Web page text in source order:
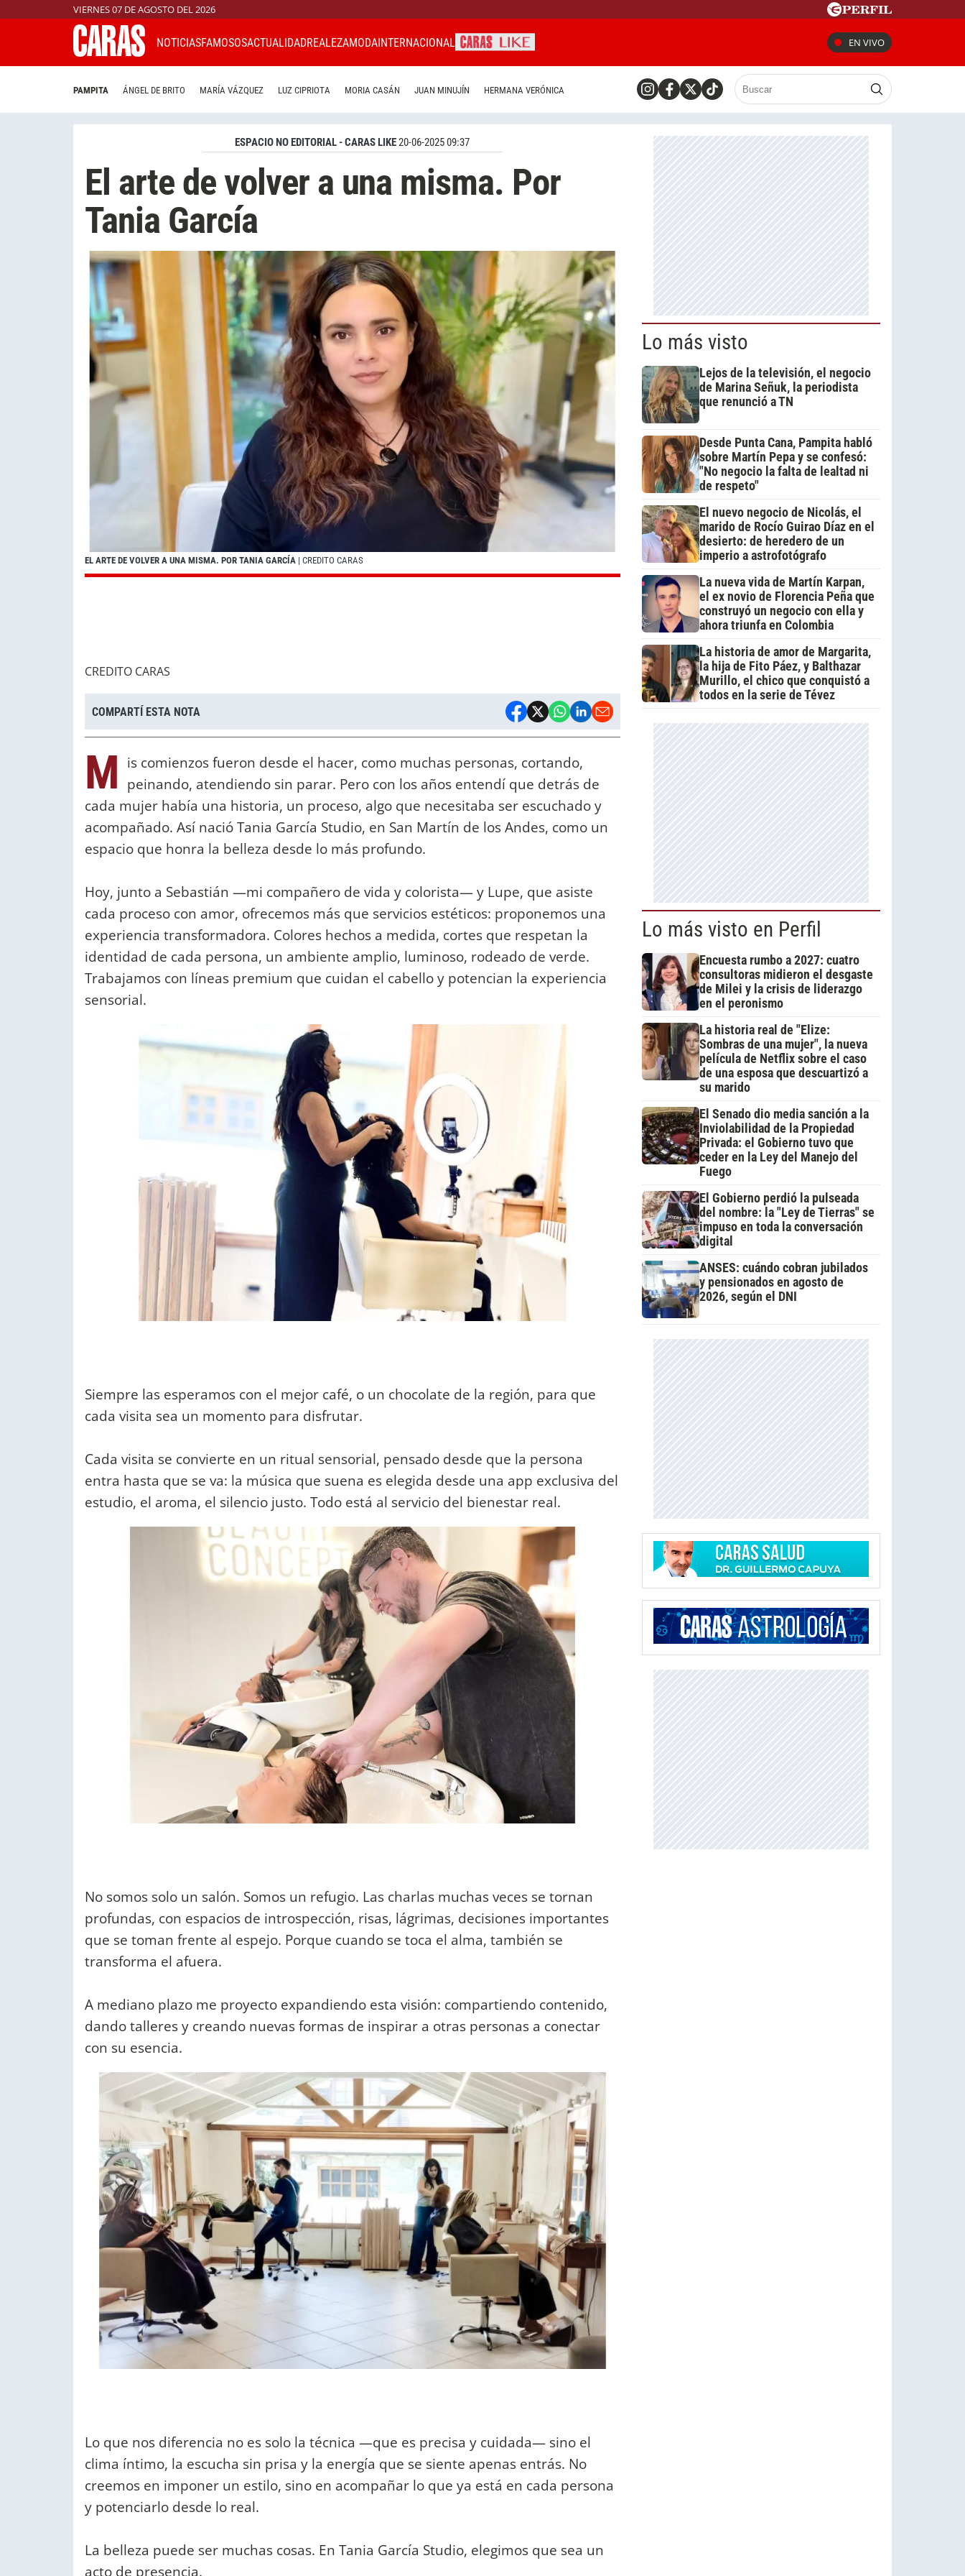
VIERNES 07 DE AGOSTO DEL 2026
NOTICIASFAMOSOSACTUALIDADREALEZAMODAINTERNACIONAL EN VIVO
PAMPITA ÁNGEL DE BRITO MARÍA VÁZQUEZ LUZ CIPRIOTA MORIA CASÁN JUAN MINUJÍN HERMANA VERÓNICA
ESPACIO NO EDITORIAL - CARAS LIKE20-06-2025 09:37
El arte de volver a una misma. Por
Tania García
EL ARTE DE VOLVER A UNA MISMA. POR TANIA GARCÍA | CREDITO CARAS
CREDITO CARAS
COMPARTÍ ESTA NOTA
M is comienzos fueron desde el hacer, como muchas personas, cortando,
peinando, atendiendo sin parar. Pero con los años entendí que detrás de
cada mujer había una historia, un proceso, algo que necesitaba ser escuchado y
acompañado. Así nació Tania García Studio, en San Martín de los Andes, como un
espacio que honra la belleza desde lo más profundo.
Hoy, junto a Sebastián —mi compañero de vida y colorista— y Lupe, que asiste
cada proceso con amor, ofrecemos más que servicios estéticos: proponemos una
experiencia transformadora. Colores hechos a medida, cortes que respetan la
identidad de cada persona, un ambiente amplio, luminoso, rodeado de verde.
Trabajamos con líneas premium que cuidan el cabello y potencian la experiencia
sensorial.
Siempre las esperamos con el mejor café, o un chocolate de la región, para que
cada visita sea un momento para disfrutar.
Cada visita se convierte en un ritual sensorial, pensado desde que la persona
entra hasta que se va: la música que suena es elegida desde una app exclusiva del
estudio, el aroma, el silencio justo. Todo está al servicio del bienestar real.
No somos solo un salón. Somos un refugio. Las charlas muchas veces se tornan
profundas, con espacios de introspección, risas, lágrimas, decisiones importantes
que se toman frente al espejo. Porque cuando se toca el alma, también se
transforma el afuera.
A mediano plazo me proyecto expandiendo esta visión: compartiendo contenido,
dando talleres y creando nuevas formas de inspirar a otras personas a conectar
con su esencia.
Lo que nos diferencia no es solo la técnica —que es precisa y cuidada— sino el
clima íntimo, la escucha sin prisa y la energía que se siente apenas entrás. No
creemos en imponer un estilo, sino en acompañar lo que ya está en cada persona
y potenciarlo desde lo real.
La belleza puede ser muchas cosas. En Tania García Studio, elegimos que sea un
acto de presencia.
Lo más visto
Lejos de la televisión, el negocio
de Marina Señuk, la periodista
que renunció a TN
Desde Punta Cana, Pampita habló
sobre Martín Pepa y se confesó:
"No negocio la falta de lealtad ni
de respeto"
El nuevo negocio de Nicolás, el
marido de Rocío Guirao Díaz en el
desierto: de heredero de un
imperio a astrofotógrafo
La nueva vida de Martín Karpan,
el ex novio de Florencia Peña que
construyó un negocio con ella y
ahora triunfa en Colombia
La historia de amor de Margarita,
la hija de Fito Páez, y Balthazar
Murillo, el chico que conquistó a
todos en la serie de Tévez
Lo más visto en Perfil
Encuesta rumbo a 2027: cuatro
consultoras midieron el desgaste
de Milei y la crisis de liderazgo
en el peronismo
La historia real de "Elize:
Sombras de una mujer", la nueva
película de Netflix sobre el caso
de una esposa que descuartizó a
su marido
El Senado dio media sanción a la
Inviolabilidad de la Propiedad
Privada: el Gobierno tuvo que
ceder en la Ley del Manejo del
Fuego
El Gobierno perdió la pulseada
del nombre: la "Ley de Tierras" se
impuso en toda la conversación
digital
ANSES: cuándo cobran jubilados
y pensionados en agosto de
2026, según el DNI